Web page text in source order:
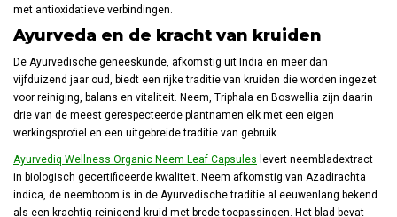
met antioxidatieve verbindingen.
Ayurveda en de kracht van kruiden
De Ayurvedische geneeskunde, afkomstig uit India en meer dan
vijfduizend jaar oud, biedt een rijke traditie van kruiden die worden ingezet
voor reiniging, balans en vitaliteit. Neem, Triphala en Boswellia zijn daarin
drie van de meest gerespecteerde plantnamen elk met een eigen
werkingsprofiel en een uitgebreide traditie van gebruik.
Ayurvediq Wellness Organic Neem Leaf Capsules levert neembladextract
in biologisch gecertificeerde kwaliteit. Neem afkomstig van Azadirachta
indica, de neemboom is in de Ayurvedische traditie al eeuwenlang bekend
als een krachtig reinigend kruid met brede toepassingen. Het blad bevat